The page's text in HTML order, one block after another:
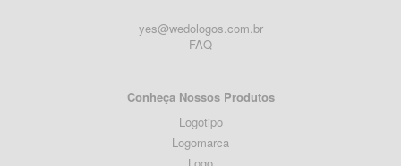
yes@wedologos.com.br
FAQ
Conheça Nossos Produtos
Logotipo
Logomarca